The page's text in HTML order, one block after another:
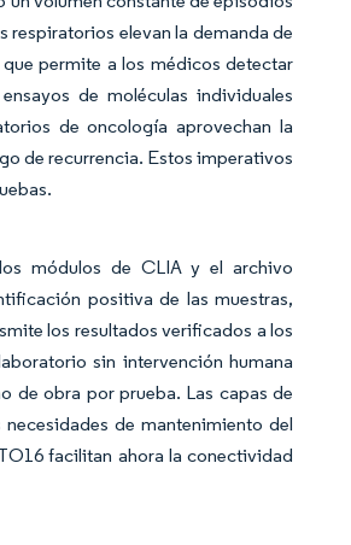
respiratorios elevan la demanda de
permite a los médicos detectar
de moléculas individuales
de oncología aprovechan la
de recurrencia. Estos imperativos
módulos de CLIA y el archivo
positiva de las muestras,
los resultados verificados a los
sin intervención humana
de obra por prueba. Las capas de
de mantenimiento del
facilitan ahora la conectividad